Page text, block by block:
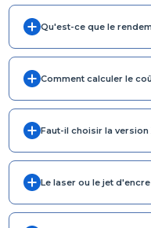
Qu'est-ce que le
Comment calculer le
Faut-il choisir la version
Le laser ou le jet